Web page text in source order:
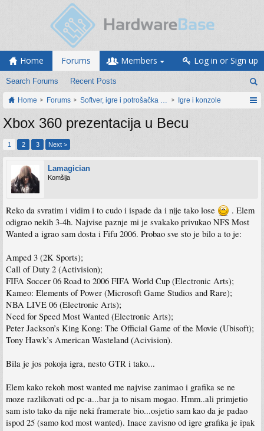
Home Forums
Search Forums Recent Posts
Members Log in or Sign up
Home Forums Softver, igre i potrošačka elektronikaIgre i konzole
Xbox 360 prezentacija u Becu
1 2 3 Next >
Lamagician
Komšija
Reko da svratim i vidim i to cudo i ispade da i nije tako lose
. Elem
odigrao nekih 3-4h. Najvise paznje mi je svakako privukao NFS Most
Wanted a igrao sam dosta i Fifu 2006. Probao sve sto je bilo a to je:
Amped 3 (2K Sports);
Call of Duty 2 (Activision);
FIFA Soccer 06 Road to 2006 FIFA World Cup (Electronic Arts);
Kameo: Elements of Power (Microsoft Game Studios and Rare);
NBA LIVE 06 (Electronic Arts);
Need for Speed Most Wanted (Electronic Arts);
Peter Jackson’s King Kong: The Official Game of the Movie (Ubisoft);
Tony Hawk’s American Wasteland (Acivision).
Bila je jos pokoja igra, nesto GTR i tako...
Elem kako rekoh most wanted me najvise zanimao i grafika se ne
moze razlikovati od pc-a...bar ja to nisam mogao. Hmm..ali primjetio
sam isto tako da nije neki framerate bio...osjetio sam kao da je padao
ispod 25 (samo kod most wanted). Inace zavisno od igre grafika je ipak